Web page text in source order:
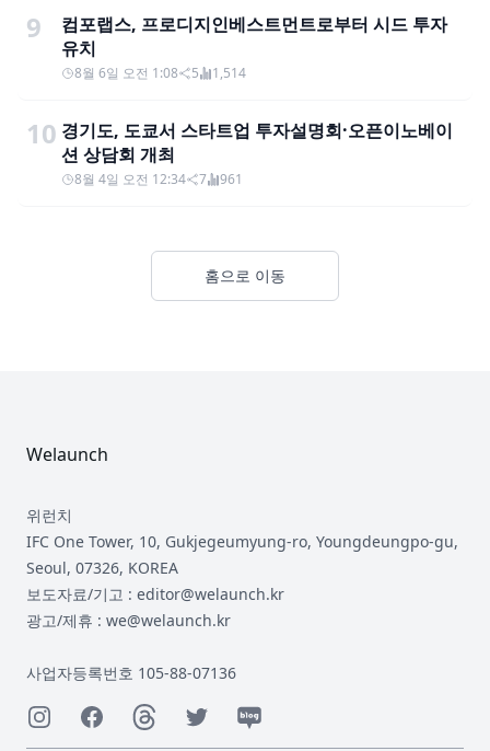
9
컴포랩스, 프로디지인베스트먼트로부터 시드 투자
유치
8월 6일 오전 1:08 5 1,514
10 경기도, 도쿄서 스타트업 투자설명회·오픈이노베이
션 상담회 개최
8월 4일 오전 12:34 7 961
홈으로 이동
Welaunch
위런치
IFC One Tower, 10, Gukjegeumyung-ro, Youngdeungpo-gu,
Seoul, 07326, KOREA
보도자료/기고 : editor@welaunch.kr
광고/제휴 : we@welaunch.kr
사업자등록번호 105-88-07136
InstagramFacebookThreadsTwitterNaver